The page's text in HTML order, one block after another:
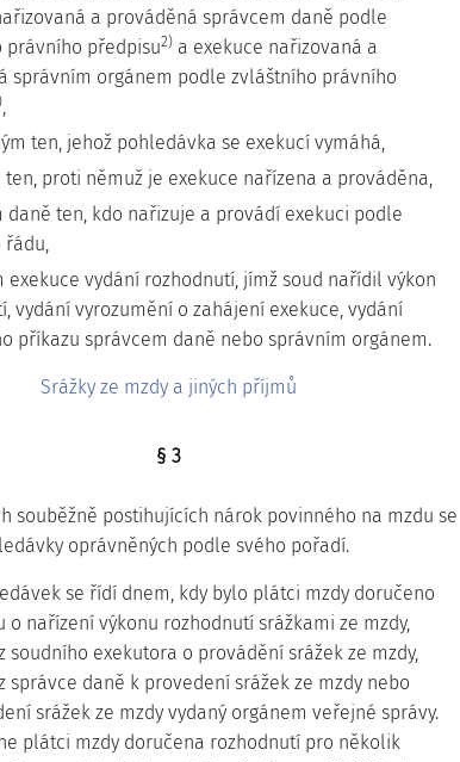
a prováděná správcem daně podle
právního předpisu2)a exekuce nařizovaná a
správním orgánem podle zvláštního právního
,
ten, jehož pohledávka se exekucí vymáhá,
ten, proti němuž je exekuce nařízena a prováděna,
daně ten, kdo nařizuje a provádí exekuci podle
řádu,
exekuce vydání rozhodnutí, jímž soud nařídil výkon
vydání vyrozumění o zahájení exekuce, vydání
příkazu správcem daně nebo správním orgánem.
Srážky ze mzdy a jiných příjmů
§ 3
souběžně postihujících nárok povinného na mzdu se
oprávněných podle svého pořadí.
se řídí dnem, kdy bylo plátci mzdy doručeno
o nařízení výkonu rozhodnutí srážkami ze mzdy,
soudního exekutora o provádění srážek ze mzdy,
správce daně k provedení srážek ze mzdy nebo
srážek ze mzdy vydaný orgánem veřejné správy.
plátci mzdy doručena rozhodnutí pro několik